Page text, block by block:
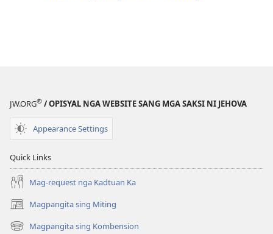
JW.ORG® / OPISYAL NGA WEBSITE SANG MGA SAKSI NI JEHOVA
Appearance Settings
Quick Links
Mag-request nga Kadtuan Ka
Magpangita sing Miting
(opens
new Magpangita sing Kombension
(opens